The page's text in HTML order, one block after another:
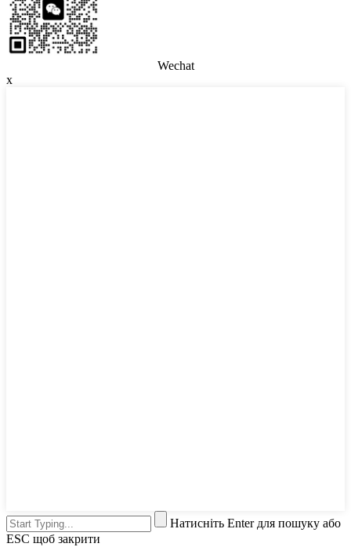
Wechat
x
Натисніть Enter для пошуку або
ESC щоб закрити